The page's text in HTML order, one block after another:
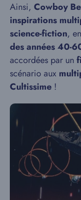
Ainsi, Cowboy
inspirations
science-fiction,
des années 40-
accordées par un
scénario aux
Cultissime !